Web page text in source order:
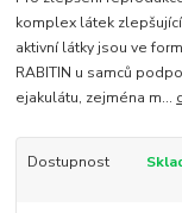
komplex látek
aktivní látky jsou ve
RABITIN u samců
ejakulátu, zejména m...
Dostupnost